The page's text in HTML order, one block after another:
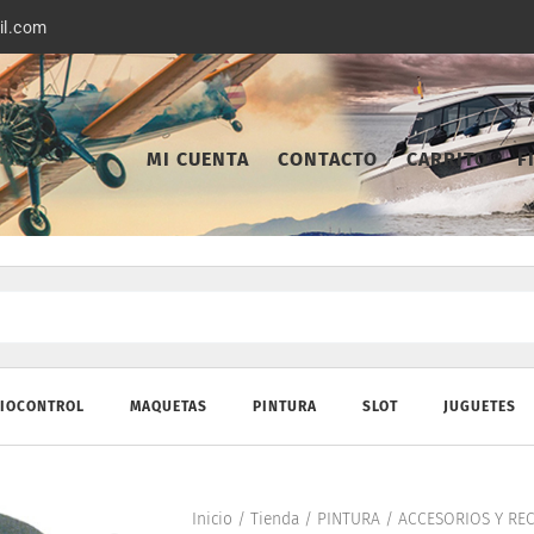
MI CUENTA CONTACTO CARRITO
MAQUETAS PINTURA SLOT JUGUETES
Inicio / Tienda/ PINTURA/ ACCESORIOS Y